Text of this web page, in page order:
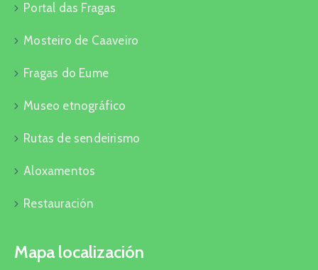
Portal das Fragas
Mosteiro de Caaveiro
Fragas do Eume
Museo etnográfico
Rutas de sendeirismo
Aloxamentos
Restauración
Mapa localización